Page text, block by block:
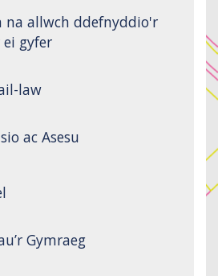
na allwch ddefnyddio'r
gyfer
law
ac Asesu
Gymraeg